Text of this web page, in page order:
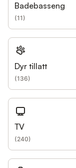
Badebasseng
(11)
Dyr tillatt
(136)
TV
(240)